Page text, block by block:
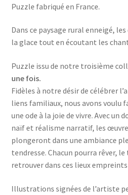
Puzzle fabriqué en France.
Dans ce paysage rural enneigé,
la glace tout en écoutant les
Puzzle issu de notre troisième
une fois.
Fidèles à notre désir de célébrer
liens familiaux, nous avons voulu
une ode à la joie de vivre. Avec un
naïf et réalisme narratif, les
plongeront dans une ambiance
tendresse. Chacun pourra rêver, le
retrouver dans ces lieux
Illustrations signées de l’artiste